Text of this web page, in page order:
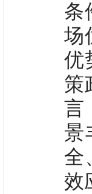
条
场
优
策
言
景
全
效